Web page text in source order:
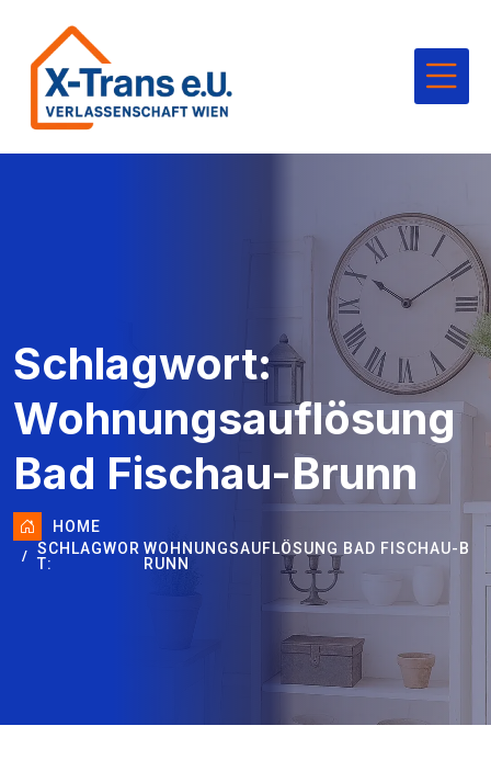
Schlagwort:
Wohnungsauflösung
Bad Fischau-Brunn
HOME
SCHLAGWOR
T:
WOHNUNGSAUFLÖSUNG BAD FISCHAU-B
RUNN